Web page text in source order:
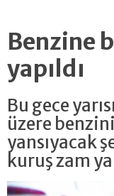
Benzine
yapıldı
Bu gece
üzere
yansıyacak
kuruş zam